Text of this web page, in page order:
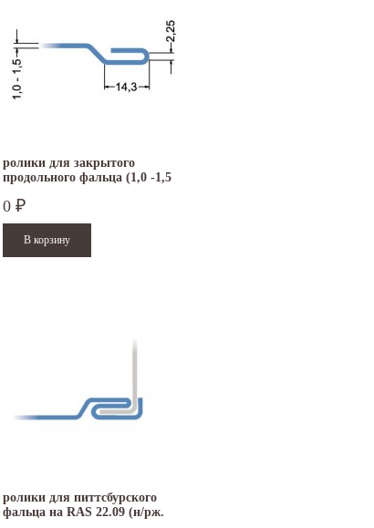
ролики для закрытого
продольного фальца (1,0 -1,5
0 ₽
ролики для питтсбурского
фальца на RAS 22.09 (н/рж.